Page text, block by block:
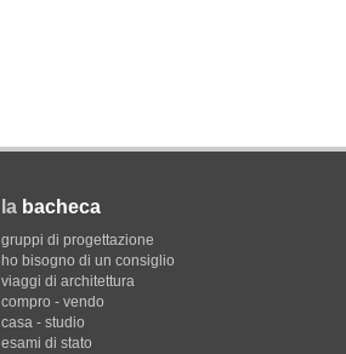
la bacheca
gruppi di progettazione
ho bisogno di un consiglio
viaggi di architettura
compro - vendo
casa - studio
esami di stato